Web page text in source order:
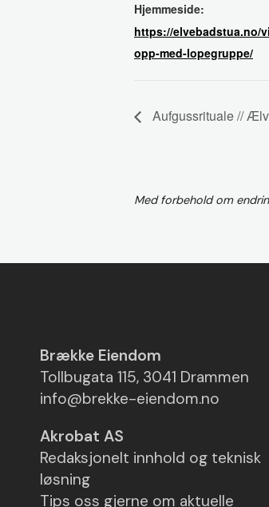
Hjemmeside:
https://elvebadstua.no/
opp-med-lopegruppe/
Aufgussrituale //
Med forbehold om
Brække Eiendom
Tollbugata 115, 3041 Drammen
info@brekke-eiendom.no
Akrobat AS
Redaksjonelt innhold og teknisk
løsning
Tips oss gjerne om aktuelle